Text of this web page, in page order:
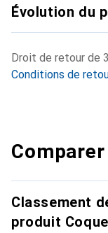
Évolution du
Droit de retour de
Conditions de
Classement
produit